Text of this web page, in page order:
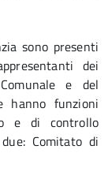
sono presenti
dei
e del
hanno funzioni
e di controllo
Comitato di